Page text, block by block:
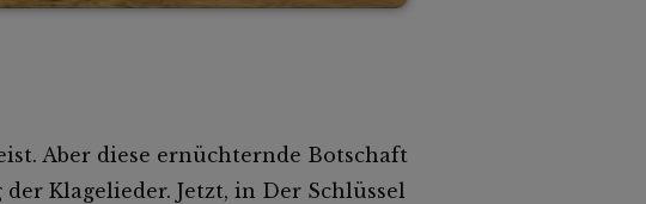
Aber diese ernüchternde Botschaft
Klagelieder. Jetzt, in Der Schlüssel